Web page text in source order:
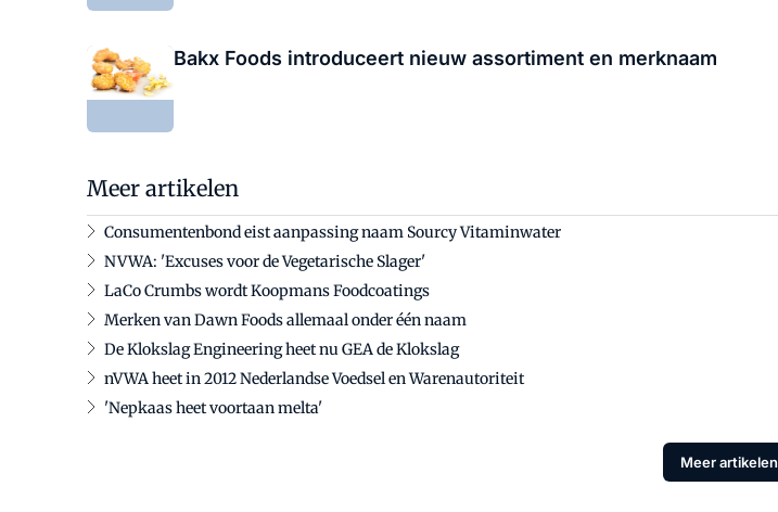
Bakx Foods introduceert nieuw assortiment en merknaam
Meer artikelen
Consumentenbond eist aanpassing naam Sourcy Vitaminwater
NVWA: 'Excuses voor de Vegetarische Slager'
LaCo Crumbs wordt Koopmans Foodcoatings
Merken van Dawn Foods allemaal onder één naam
De Klokslag Engineering heet nu GEA de Klokslag
nVWA heet in 2012 Nederlandse Voedsel en Warenautoriteit
'Nepkaas heet voortaan melta'
Meer artikelen